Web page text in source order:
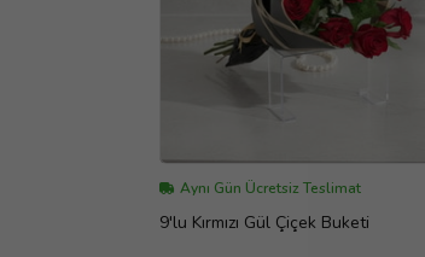
Aynı Gün Ücretsiz Teslimat
9'lu Kırmızı Gül Çiçek Buketi